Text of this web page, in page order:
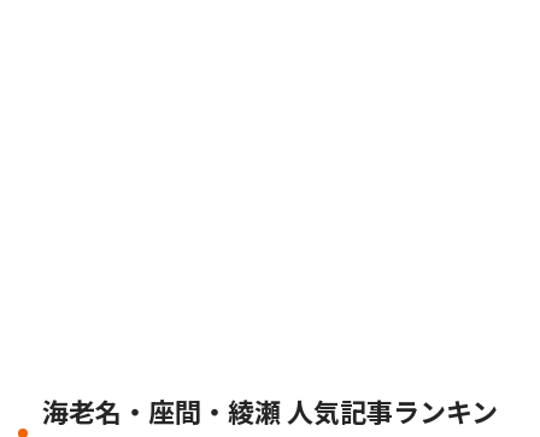
海老名・座間・綾瀬 人気記事ランキン